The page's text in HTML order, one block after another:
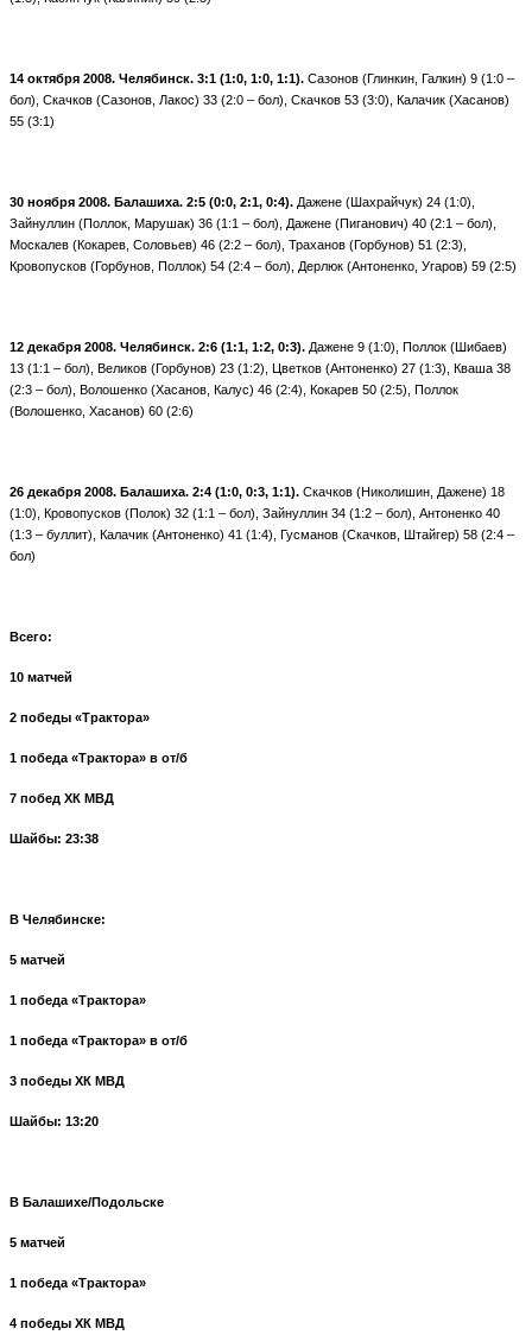
14 октября 2008. Челябинск. 3:1 (1:0, 1:0, 1:1). Сазонов (Глинкин, Галкин) 9 (1:0 –
бол), Скачков (Сазонов, Лакос) 33 (2:0 – бол), Скачков 53 (3:0), Калачик (Хасанов)
55 (3:1)
30 ноября 2008. Балашиха. 2:5 (0:0, 2:1, 0:4). Дажене (Шахрайчук) 24 (1:0),
Зайнуллин (Поллок, Марушак) 36 (1:1 – бол), Дажене (Пиганович) 40 (2:1 – бол),
Москалев (Кокарев, Соловьев) 46 (2:2 – бол), Траханов (Горбунов) 51 (2:3),
Кровопусков (Горбунов, Поллок) 54 (2:4 – бол), Дерлюк (Антоненко, Угаров) 59 (2:5)
12 декабря 2008. Челябинск. 2:6 (1:1, 1:2, 0:3). Дажене 9 (1:0), Поллок (Шибаев)
13 (1:1 – бол), Великов (Горбунов) 23 (1:2), Цветков (Антоненко) 27 (1:3), Кваша 38
(2:3 – бол), Волошенко (Хасанов, Калус) 46 (2:4), Кокарев 50 (2:5), Поллок
(Волошенко, Хасанов) 60 (2:6)
26 декабря 2008. Балашиха. 2:4 (1:0, 0:3, 1:1). Скачков (Николишин, Дажене) 18
(1:0), Кровопусков (Полок) 32 (1:1 – бол), Зайнуллин 34 (1:2 – бол), Антоненко 40
(1:3 – буллит), Калачик (Антоненко) 41 (1:4), Гусманов (Скачков, Штайгер) 58 (2:4 –
бол)
Всего:
10 матчей
2 победы «Трактора»
1 победа «Трактора» в от/б
7 побед ХК МВД
Шайбы: 23:38
В Челябинске:
5 матчей
1 победа «Трактора»
1 победа «Трактора» в от/б
3 победы ХК МВД
Шайбы: 13:20
В Балашихе/Подольске
5 матчей
1 победа «Трактора»
4 победы ХК МВД